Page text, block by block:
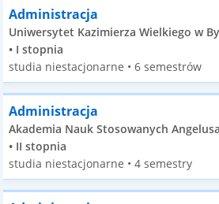
Administracja
Uniwersytet Kazimierza Wielkiego w
• I stopnia
studia niestacjonarne • 6 semestrów
Administracja
Akademia Nauk Stosowanych
• II stopnia
studia niestacjonarne • 4 semestry